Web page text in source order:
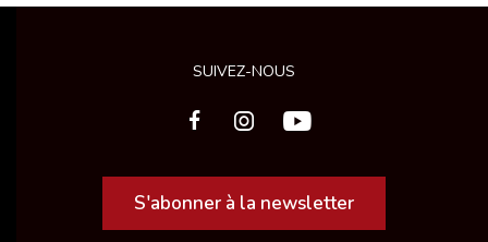
SUIVEZ-NOUS
S'abonner à la newsletter